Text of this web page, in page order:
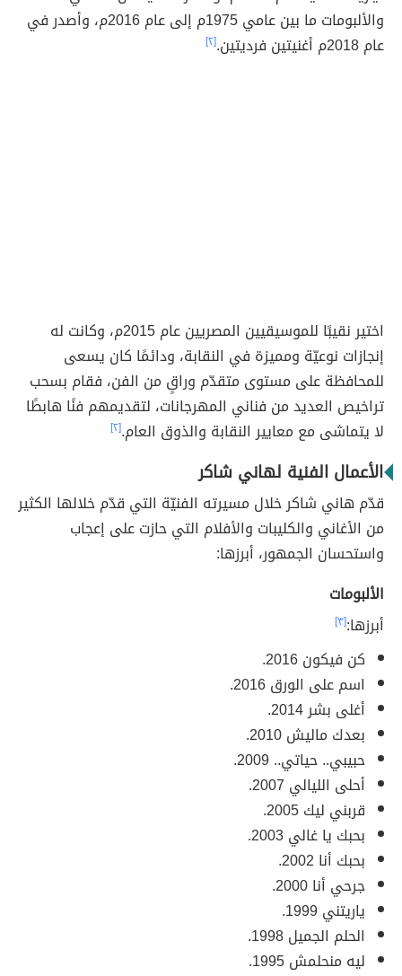
والألبومات ما بين عامي 1975م إلى عام 2016م، وأصدر في
عام 2018م أغنيتين فرديتين.
[٢]
اختير نقيبًا للموسيقيين المصريين عام 2015م، وكانت له
إنجازات نوعيّة ومميزة في النقابة، ودائمًا كان يسعى
للمحافظة على مستوى متقدّم وراقٍ من الفن، فقام بسحب
تراخيص العديد من فناني المهرجانات، لتقديمهم فنًا هابطًا
لا يتماشى مع معايير النقابة والذوق العام.[٢]
الأعمال الفنية لهاني شاكر
قدّم هاني شاكر خلال مسيرته الفنيّة التي قدّم خلالها الكثير
من الأغاني والكليبات والأفلام التي حازت على إعجاب
واستحسان الجمهور، أبرزها:
الألبومات
أبرزها:[٣]
كن فيكون 2016.
اسم على الورق 2016.
أغلى بشر 2014.
بعدك ماليش 2010.
حبيبي.. حياتي.. 2009.
أحلى الليالي 2007.
قربني ليك 2005.
بحبك يا غالي 2003.
بحبك أنا 2002.
جرحي أنا 2000.
ياريتني 1999.
الحلم الجميل 1998.
ليه منحلمش 1995.